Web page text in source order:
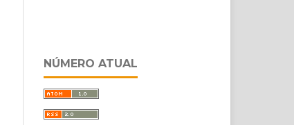
NÚMERO ATUAL